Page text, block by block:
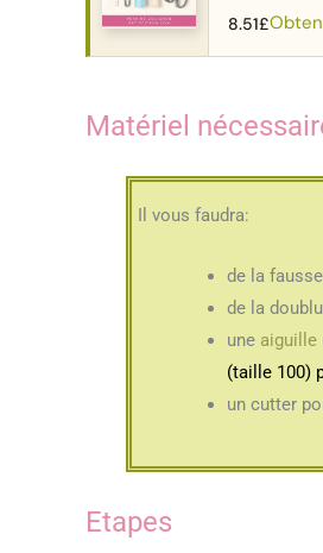
8.51£
Matériel
Il vous faudra:
de la
de la
une aiguille
(taille 100)
un cutter
Etapes